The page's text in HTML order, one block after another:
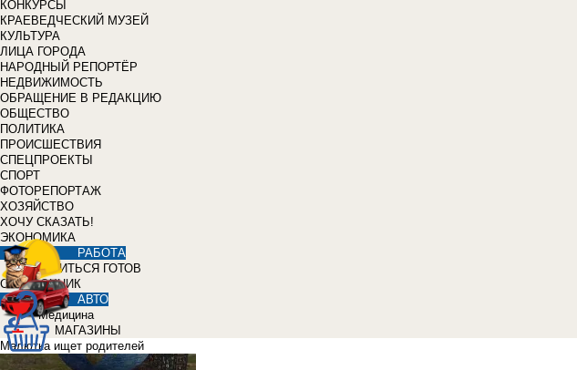
КОНКУРСЫ
КРАЕВЕДЧЕСКИЙ МУЗЕЙ
КУЛЬТУРА
ЛИЦА ГОРОДА
НАРОДНЫЙ РЕПОРТЁР
НЕДВИЖИМОСТЬ
ОБРАЩЕНИЕ В РЕДАКЦИЮ
ОБЩЕСТВО
ПОЛИТИКА
ПРОИСШЕСТВИЯ
СПЕЦПРОЕКТЫ
СПОРТ
ФОТОРЕПОРТАЖ
ХОЗЯЙСТВО
ХОЧУ СКАЗАТЬ!
ЭКОНОМИКА
РАБОТА
УЧИТЬСЯ ГОТОВ
СПРАВОЧНИК
АВТО
Медицина
МАГАЗИНЫ
Малютка ищет родителей